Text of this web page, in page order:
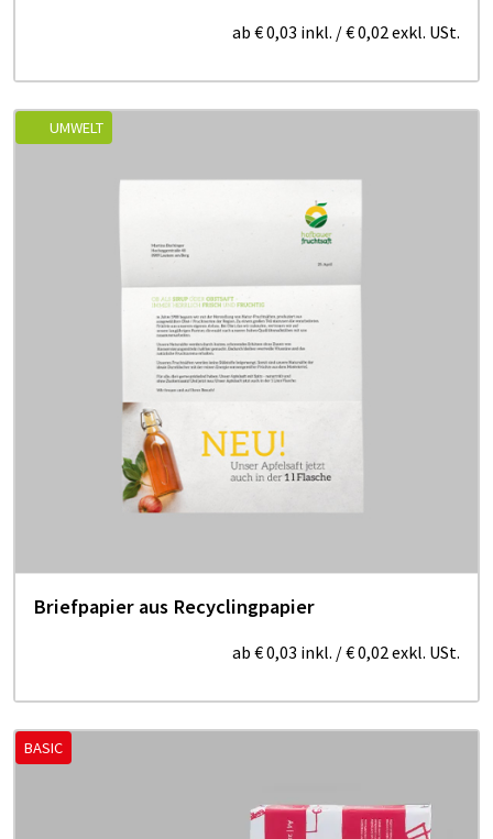
ab € 0,03 inkl. /€ 0,02exkl. USt.
UMWELT
Briefpapier aus Recyclingpapier
ab € 0,03 inkl. /€ 0,02exkl. USt.
BASIC